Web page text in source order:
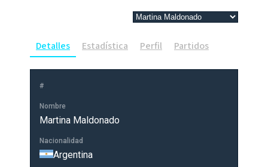
Detalles Estadística Perfil Partidos
#
Nombre
Martina Maldonado
Nacionalidad
Argentina